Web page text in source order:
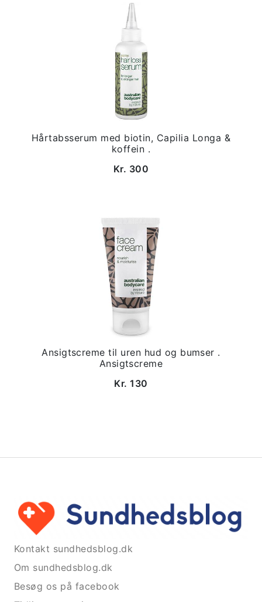
Hårtabsserum med biotin, Capilia Longa &
koffein .
Kr. 300
Ansigtscreme til uren hud og bumser .
Ansigtscreme
Kr. 130
Kontakt sundhedsblog.dk
Om sundhedsblog.dk
Besøg os på facebook